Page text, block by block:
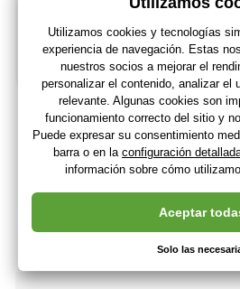
Autobús MAN Flixbus 26,5 cm
,34 €
Sin IVA
+ 11 puntos
Últimas 2 piezas(En usted 17.08.)